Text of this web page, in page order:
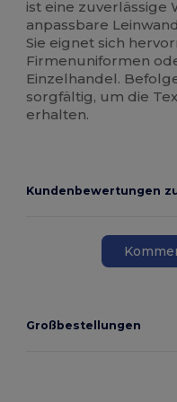
ist eine zuverlässige
anpassbare
Sie eignet sich
Firmenuniformen
Einzelhandel.
sorgfältig, um die
erhalten.
Kundenbewertungen
Großbestellungen